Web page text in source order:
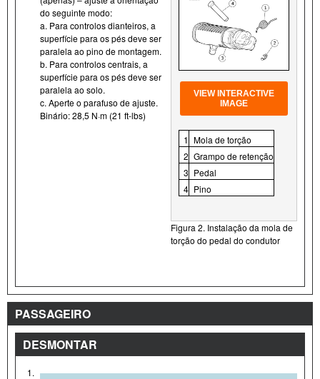
do seguinte modo:
a. Para controlos dianteiros, a
superfície para os pés deve ser
paralela ao pino de montagem.
b. Para controlos centrais, a
superfície para os pés deve ser
paralela ao solo.
c. Aperte o parafuso de ajuste.
Binário: 28,5 N·m (21 ft-lbs)
VIEW INTERACTIVE
IMAGE
1 Mola de torção
2 Grampo de retenção
3 Pedal
4 Pino
Figura 2. Instalação da mola de
torção do pedal do condutor
PASSAGEIRO
DESMONTAR
1.